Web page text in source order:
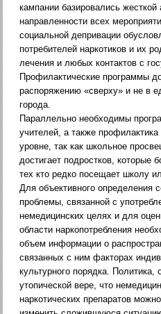
кампании базировались жесткой
направленности всех
социальной депривации
потребителей наркотиков и их
лечения и любых контактов с
Профилактические программы
распоряжению «сверху» и не в
города.
Параллельно необходимы
учителей, а также
уровне, так как школьное
достигает подростков, которые
тех кто редко посещает школу
Для объективного определения
проблемы, связанной с
немедицинских целях и для
области наркопотребления
объем информации о
связанных с ним факторах
культурного порядка.
утопической вере, что
наркотических препаратов